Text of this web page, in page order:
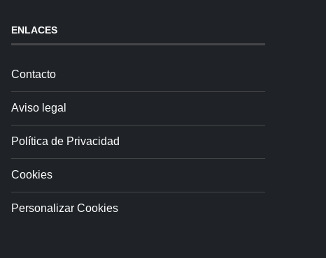
ENLACES
Contacto
Aviso legal
Política de Privacidad
Cookies
Personalizar Cookies